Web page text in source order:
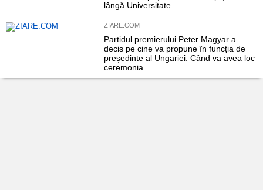
lângă Universitate
ZIARE.COM
Partidul premierului Peter Magyar a
decis pe cine va propune în funcția de
președinte al Ungariei. Când va avea loc
ceremonia